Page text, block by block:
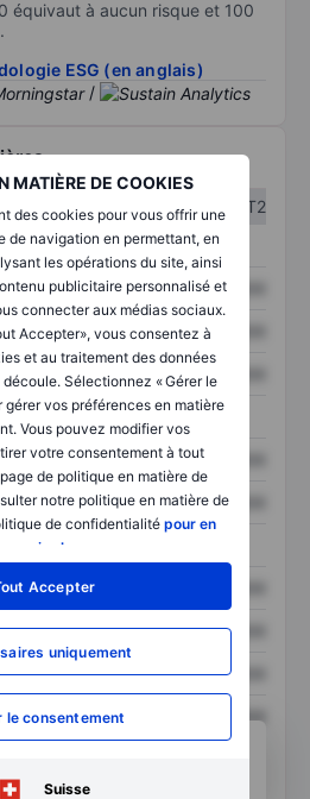
MATIÈRE DE COOKIES
des cookies pour vous offrir une
de navigation en permettant, en
les opérations du site, ainsi
publicitaire personnalisé et
connecter aux médias sociaux.
Accepter», vous consentez à
et au traitement des données
Sélectionnez « Gérer le
gérer vos préférences en matière
Vous pouvez modifier vos
votre consentement à tout
de politique en matière de
notre politique en matière de
de confidentialitépour en
savoir plus
Accepter
uniquement
le consentement
Suisse
équivaut à aucun risque et 100
ESG (en anglais)
/
T2
XXXXXXX XXXXXXX
XXXXXXX XXXXXXX
XXXXXXX XXXXXXX
XXXXXXX XXXXXXX
XXXXXXX XXXXXXX
XXXXXXX
XXXXXXX XXXXXXX
XXXXXXX XXXXXXX
XXXXXXX
XXXXXXX